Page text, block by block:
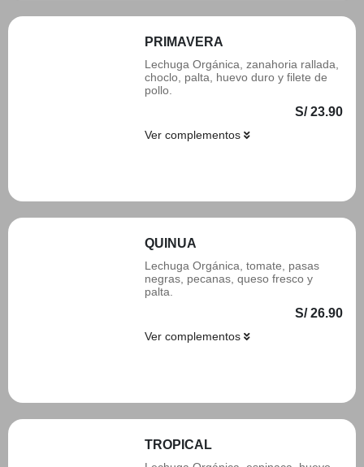
PRIMAVERA
Lechuga Orgánica, zanahoria rallada,
choclo, palta, huevo duro y filete de
pollo.
S/ 23.90
Ver complementos
QUINUA
Lechuga Orgánica, tomate, pasas
negras, pecanas, queso fresco y
palta.
S/ 26.90
Ver complementos
TROPICAL